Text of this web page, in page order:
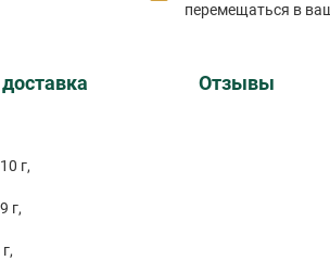
перемещаться в
Отзывы
г,
г,